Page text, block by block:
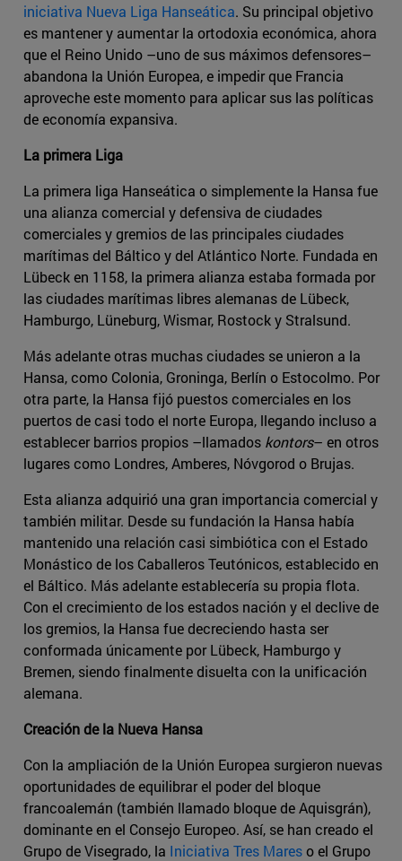
iniciativa Nueva Liga Hanseática. Su principal objetivo
es mantener y aumentar la ortodoxia económica, ahora
que el Reino Unido –uno de sus máximos defensores–
abandona la Unión Europea, e impedir que Francia
aproveche este momento para aplicar sus las políticas
de economía expansiva.
La primera Liga
La primera liga Hanseática o simplemente la Hansa fue
una alianza comercial y defensiva de ciudades
comerciales y gremios de las principales ciudades
marítimas del Báltico y del Atlántico Norte. Fundada en
Lübeck en 1158, la primera alianza estaba formada por
las ciudades marítimas libres alemanas de Lübeck,
Hamburgo, Lüneburg, Wismar, Rostock y Stralsund.
Más adelante otras muchas ciudades se unieron a la
Hansa, como Colonia, Groninga, Berlín o Estocolmo. Por
otra parte, la Hansa fijó puestos comerciales en los
puertos de casi todo el norte Europa, llegando incluso a
establecer barrios propios –llamados kontors– en otros
lugares como Londres, Amberes, Nóvgorod o Brujas.
Esta alianza adquirió una gran importancia comercial y
también militar. Desde su fundación la Hansa había
mantenido una relación casi simbiótica con el Estado
Monástico de los Caballeros Teutónicos, establecido en
el Báltico. Más adelante establecería su propia flota.
Con el crecimiento de los estados nación y el declive de
los gremios, la Hansa fue decreciendo hasta ser
conformada únicamente por Lübeck, Hamburgo y
Bremen, siendo finalmente disuelta con la unificación
alemana.
Creación de la Nueva Hansa
Con la ampliación de la Unión Europea surgieron nuevas
oportunidades de equilibrar el poder del bloque
francoalemán (también llamado bloque de Aquisgrán),
dominante en el Consejo Europeo. Así, se han creado el
Grupo de Visegrado, la Iniciativa Tres Mareso el Grupo